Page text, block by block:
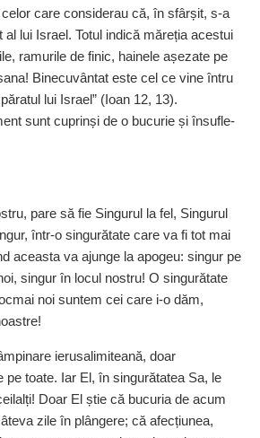
care considerau că, în sfârșit, s‑a
al lui Israel. Totul indică mă­reția acestui
ramurile de finic, hainele așezate pe
Binecuvântat este cel ce vine întru
lui Israel” (Ioan 12, 13).
sunt cuprinși de o bucurie și însufle­
pare să fie Singurul la fel, Singurul
într‑o singurătate care va fi tot mai
aceasta va ajunge la apogeu: singur pe
singur în locul nostru! O singurătate
noi suntem cei care i‑o dăm,
ierusalimiteană, doar
pe toate. Iar El, în singurătatea Sa, le
Doar El știe că bucuria de acum
zile în plângere; că afecțiunea,